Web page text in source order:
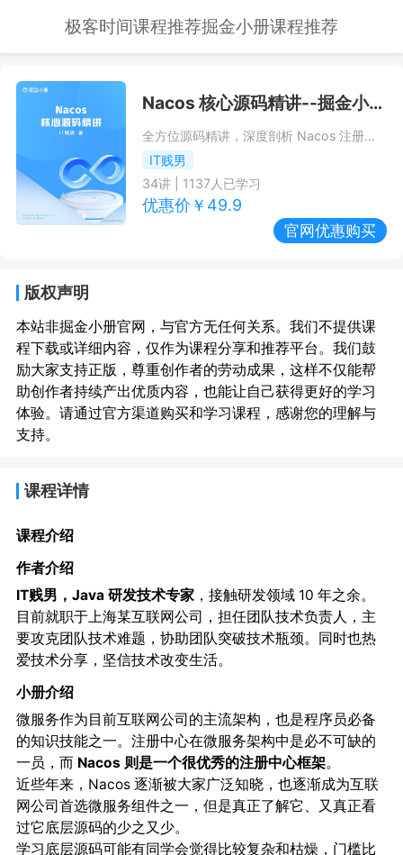
极客时间课程推荐掘金小册课程推荐
Nacos 核心源码精讲--掘金小册课程推荐/优惠
全方位源码精讲，深度剖析 Nacos 注册中心和配置中心的核心思想
IT贱男
34讲 | 1137人已学习
优惠价￥ 49.9
官网优惠购买
版权声明
本站非掘金小册官网，与官方无任何关系。我们不提供课
程下载或详细内容，仅作为课程分享和推荐平台。我们鼓
励大家支持正版，尊重创作者的劳动成果，这样不仅能帮
助创作者持续产出优质内容，也能让自己获得更好的学习
体验。请通过官方渠道购买和学习课程，感谢您的理解与
支持。
课程详情
课程介绍
作者介绍
IT贱男，Java 研发技术专家，接触研发领域 10 年之余。
目前就职于上海某互联网公司，担任团队技术负责人，主
要攻克团队技术难题，协助团队突破技术瓶颈。同时也热
爱技术分享，坚信技术改变生活。
小册介绍
微服务作为目前互联网公司的主流架构，也是程序员必备
的知识技能之一。注册中心在微服务架构中是必不可缺的
一员，而 Nacos 则是一个很优秀的注册中心框架。
近些年来，Nacos 逐渐被大家广泛知晓，也逐渐成为互联
网公司首选微服务组件之一，但是真正了解它、又真正看
过它底层源码的少之又少。
学习底层源码可能有同学会觉得比较复杂和枯燥，门槛比